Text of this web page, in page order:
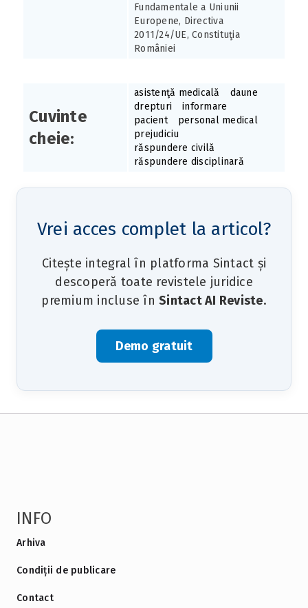
Fundamentale a Uniunii
Europene, Directiva
2011/24/UE, Constituţia
României
Cuvinte
cheie:
asistenţă medicală
daune
drepturi
informare
pacient
personal medical
prejudiciu
răspundere civilă
răspundere disciplinară
Vrei acces complet la articol?
Citește integral în platforma Sintact și
descoperă toate revistele juridice
premium incluse în Sintact AI Reviste.
Demo gratuit
INFO
Arhiva
Condiții de publicare
Contact